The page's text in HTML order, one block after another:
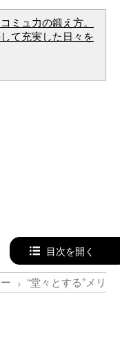
ミュ力の鍛え方。
て充実した日々を
“堂々とする”メリ
目次を開く